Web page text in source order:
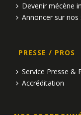
Devenir mécène
Annoncer sur nos
PRESSE / PROS
Service Presse &
Accréditation